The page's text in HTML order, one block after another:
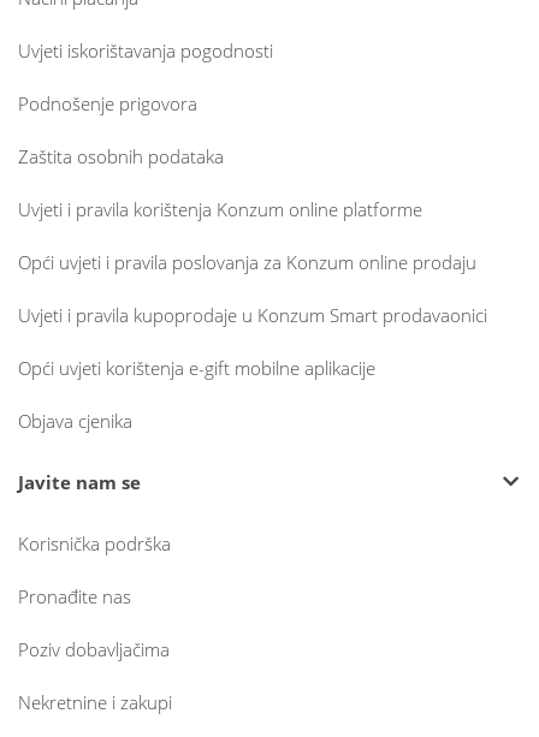
Uvjeti iskorištavanja pogodnosti
Podnošenje prigovora
Zaštita osobnih podataka
Uvjeti i pravila korištenja Konzum online platforme
Opći uvjeti i pravila poslovanja za Konzum online prodaju
Uvjeti i pravila kupoprodaje u Konzum Smart prodavaonici
Opći uvjeti korištenja e-gift mobilne aplikacije
Objava cjenika
Javite nam se
Korisnička podrška
Pronađite nas
Poziv dobavljačima
Nekretnine i zakupi